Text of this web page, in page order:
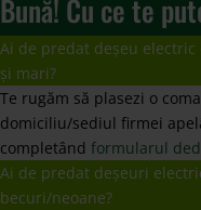
Bună! Cu ce te
Ai de predat deșeu
și mari?
Te rugăm să plasezi o
domiciliu/sediul firmei
completând formularul
Ai de predat deșeuri
becuri/neoane?